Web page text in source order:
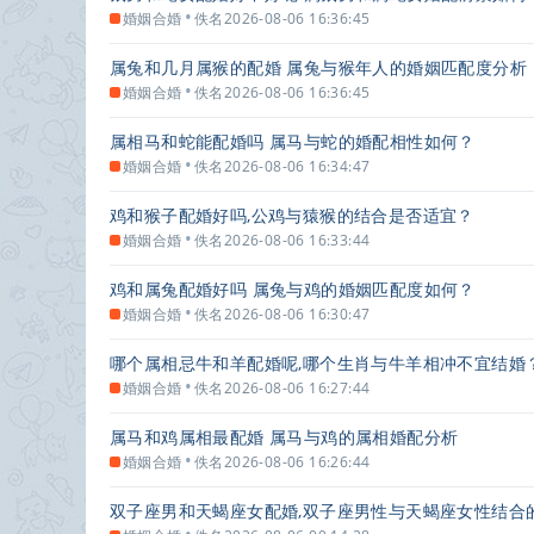
婚姻合婚 •佚名2026-08-06 16:36:45
属兔和几月属猴的配婚 属兔与猴年人的婚姻匹配度分析
婚姻合婚 •佚名2026-08-06 16:36:45
属相马和蛇能配婚吗 属马与蛇的婚配相性如何？
婚姻合婚 •佚名2026-08-06 16:34:47
鸡和猴子配婚好吗,公鸡与猿猴的结合是否适宜？
婚姻合婚 •佚名2026-08-06 16:33:44
鸡和属兔配婚好吗 属兔与鸡的婚姻匹配度如何？
婚姻合婚 •佚名2026-08-06 16:30:47
哪个属相忌牛和羊配婚呢,哪个生肖与牛羊相冲不宜结婚
婚姻合婚 •佚名2026-08-06 16:27:44
属马和鸡属相最配婚 属马与鸡的属相婚配分析
婚姻合婚 •佚名2026-08-06 16:26:44
双子座男和天蝎座女配婚,双子座男性与天蝎座女性结合